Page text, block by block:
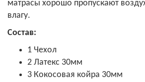
матрасы хорошо пропускают
влагу.
Состав:
1 Чехол
2 Латекс 30мм
3 Кокосовая койра 30мм